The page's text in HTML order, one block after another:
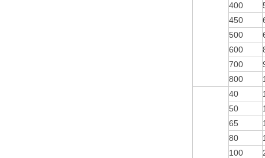
400
450
500
600
700
800
40
50
65
80
100